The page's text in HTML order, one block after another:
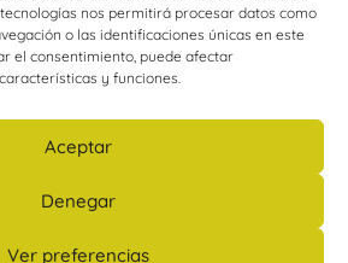
nos permitirá procesar datos como
o las identificaciones únicas en este
el consentimiento, puede afectar
y funciones.
Aceptar
Denegar
Ver preferencias
generales